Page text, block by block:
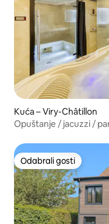
Kuća – Viry-Châtillon
Opuštanje / jacuzzi /
Odabrali gosti
Odabrali gosti